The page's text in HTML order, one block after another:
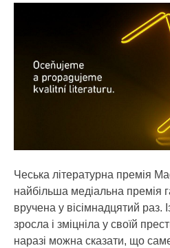
Чеська літературна премія
найбільша медіальна премія
вручена у вісімнадцятий раз.
зросла і зміцніла у своїй
наразі можна сказати, що саме